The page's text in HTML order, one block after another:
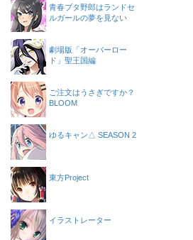
青春ブタ野郎はランドセ
ルガールの夢を見ない
劇場版「オーバーロー
ド」聖王国編
ご注文はうさぎですか？
BLOOM
ゆるキャン△ SEASON 2
東方Project
イラストレーター